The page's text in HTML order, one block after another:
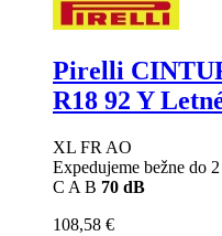
Pirelli
R18 92 Y
XL FR AO
Expedujeme bežne do
C A B 70 dB
108,58 €